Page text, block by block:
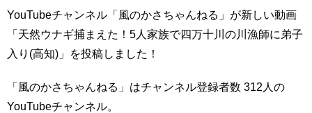
YouTubeチャンネル「風のかさちゃんねる」が新しい動画
「天然ウナギ捕まえた！5人家族で四万十川の川漁師に弟子
入り(高知)」を投稿しました！
「風のかさちゃんねる」はチャンネル登録者数 312人の
YouTubeチャンネル。